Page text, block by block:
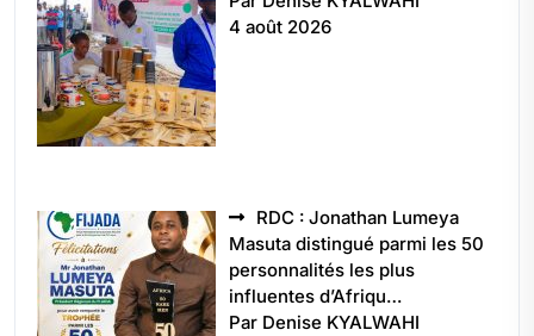
4 août 2026
RDC : Jonathan Lumeya
Masuta distingué parmi les 50
personnalités les plus
influentes d’Afriqu…
Par Denise KYALWAHI